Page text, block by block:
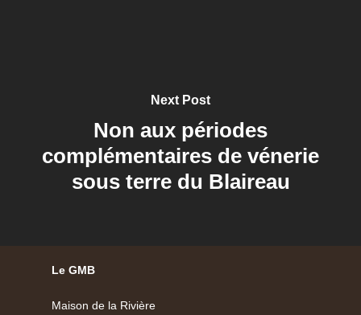
Next Post
Non aux périodes
complémentaires de vénerie
sous terre du Blaireau
Le GMB
Maison de la Rivière